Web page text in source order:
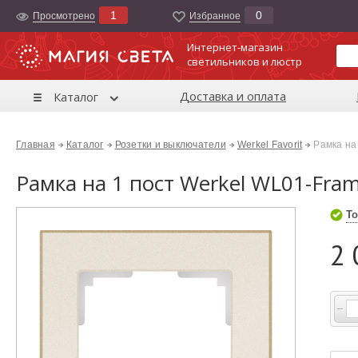
Просмотрено 1 Избранноe 0
Интернет-магазин
светильников и люстр
Каталог Доставка и оплата
Главная Каталог Розетки и выключатели Werkel Favorit Рамка
Рамка на 1 пост Werkel WL01-
2